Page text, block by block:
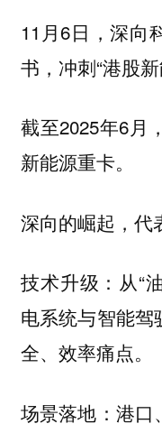
11月6日，深向
书，冲刺“港股新
截至2025年6月
新能源重卡。
深向的崛起，代
技术升级：从“
电系统与智能
全、效率痛点。
场景落地：港口